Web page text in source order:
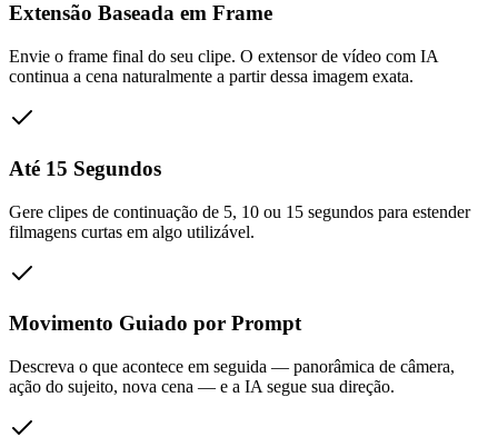
Extensão Baseada em Frame
Envie o frame final do seu clipe. O extensor de vídeo com IA
continua a cena naturalmente a partir dessa imagem exata.
Até 15 Segundos
Gere clipes de continuação de 5, 10 ou 15 segundos para estender
filmagens curtas em algo utilizável.
Movimento Guiado por Prompt
Descreva o que acontece em seguida — panorâmica de câmera,
ação do sujeito, nova cena — e a IA segue sua direção.